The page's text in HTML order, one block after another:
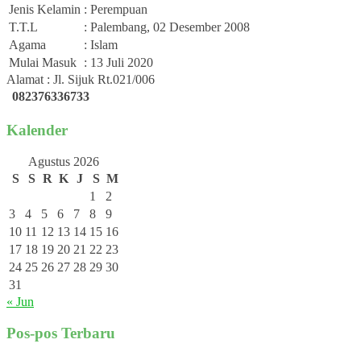
Jenis Kelamin : Perempuan
T.T.L
: Palembang, 02 Desember 2008
Agama
: Islam
Mulai Masuk : 13 Juli 2020
Alamat : Jl. Sijuk Rt.021/006
082376336733
Kalender
Agustus 2026
S
S R K J S M
1
2
3
4 5 6 7 8
9
10 11 12 13 14 15 16
17 18 19 20 21 22 23
24 25 26 27 28 29 30
31
« Jun
Pos-pos Terbaru